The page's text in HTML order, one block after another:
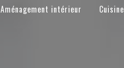
Aménagement intérieur Cuisine